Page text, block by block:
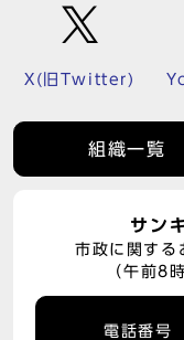
X(旧Twitter)
組織一覧
サン
市政に関する
（午前8
電話番号